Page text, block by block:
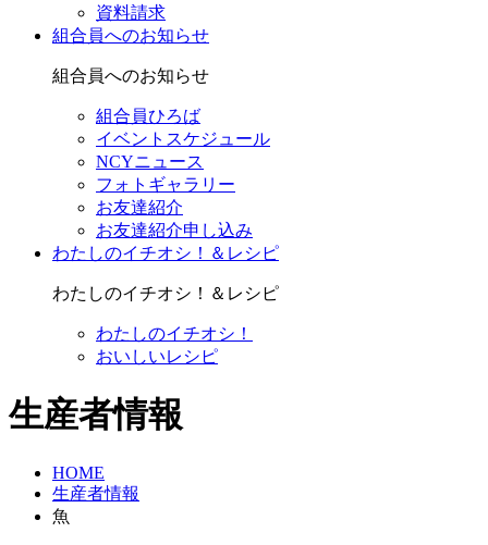
資料請求
組合員へのお知らせ
組合員へのお知らせ
組合員ひろば
イベントスケジュール
NCYニュース
フォトギャラリー
お友達紹介
お友達紹介申し込み
わたしのイチオシ！＆レシピ
わたしのイチオシ！＆レシピ
わたしのイチオシ！
おいしいレシピ
生産者情報
HOME
生産者情報
魚